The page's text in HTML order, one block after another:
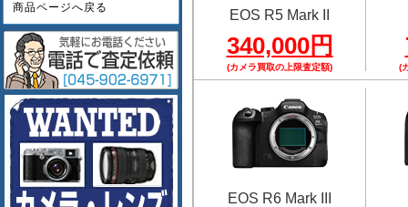
商品ページへ戻る
EOS R5 Mark II
340,000円
(カメラ買取の上限査定額) (
EOS R6 Mark III